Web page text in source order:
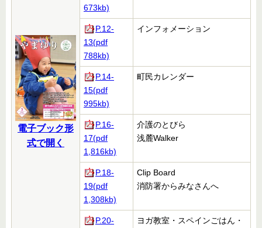
電子ブック形
式で開く
673kb)
P.12-
13(pdf
788kb)
インフォメーション
P.14-
15(pdf
995kb)
町民カレンダー
P.16-
17(pdf
1,816kb)
介護のとびら
浅麓Walker
P.18-
19(pdf
1,308kb)
Clip Board
消防署からみなさんへ
P.20-
ヨガ教室・スペインごはん・